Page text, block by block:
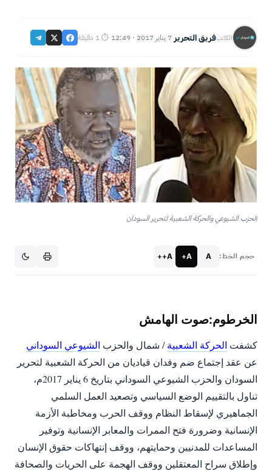
الكاتبفريق التحرير·7 يناير 2017 · 12:49 ·⏱ 1 دقيقة
الحزب الشيوعي والحركة الشعبية لتحرير السودان
حجم الخط: A
A+
A++
الخرطوم:صوت الهامش
كشفت الحركة الشعبية/ شمال والحزب الشيوعي السوداني
عن عقد إجتماع ضم وفدان قياديان من الحركة الشعبية لتحرير
السودان والحزب الشيوعي السوداني بتاريخ 6 يناير 2017م،
تناول بالتقييم الوضع السياسي وتصعيد العمل السلمي
الجماهيري لإسقاط النظام ووقف الحرب ومخاطبة الأزمة
الإنسانية وضرورة فتح الممرات والمعابر الإنسانية وتوفير
المساعدات للمدنيين وحمايتهم، ووقف إنتهاكات حقوق الإنسان
وإطلاق سراح المعتقلين ووقف الهجمة على الحريات والصحافة